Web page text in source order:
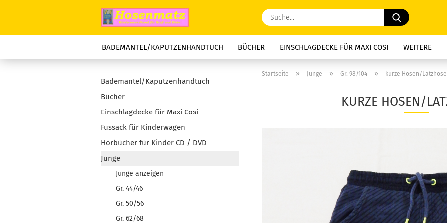
Suche...
BADEMANTEL/KAPUTZENHANDTUCH BÜCHER EINSCHLAGDECKE FÜR MAXI COSI WEITERE
Startseite » Junge » Gr. 98/104 » kurze Hosen/
KURZE HOSEN/
Bademantel/Kaputzenhandtuch
Bücher
Einschlagdecke für Maxi Cosi
Fussack für Kinderwagen
Hörbücher für Kinder CD / DVD
Junge
Junge anzeigen
Gr. 44/46
Gr. 50/56
Gr. 62/68